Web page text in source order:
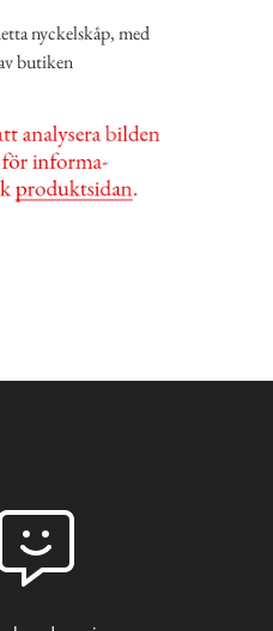
nyckelskåp, med
butiken